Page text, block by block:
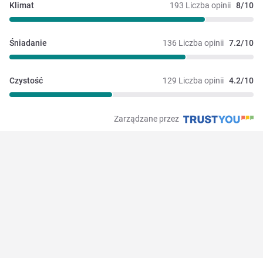
193 Liczba opinii 8/10
Klimat
136 Liczba opinii 7.2/10
Śniadanie
129 Liczba opinii 4.2/10
Czystość
Zarządzane przez